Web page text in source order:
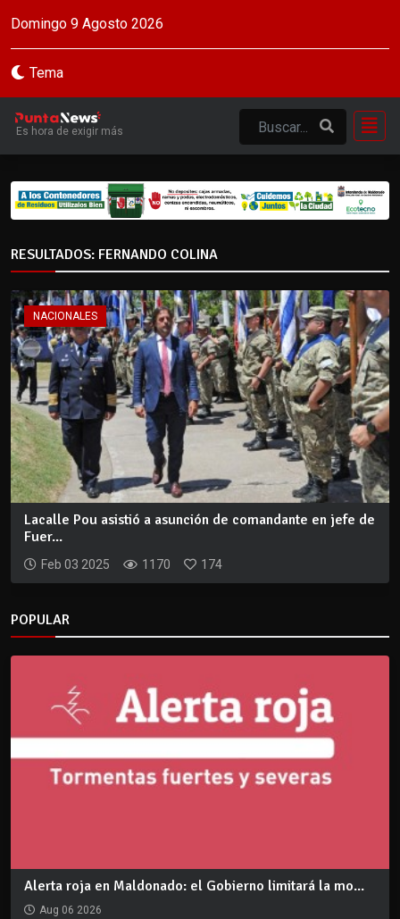
Domingo 9 Agosto 2026
Tema
Es hora de exigir más
RESULTADOS: FERNANDO COLINA
NACIONALES
Lacalle Pou asistió a asunción de comandante en jefe de
Fuer...
Feb 03 2025 1170 174
POPULAR
Alerta roja en Maldonado: el Gobierno limitará la mo...
Aug 06 2026